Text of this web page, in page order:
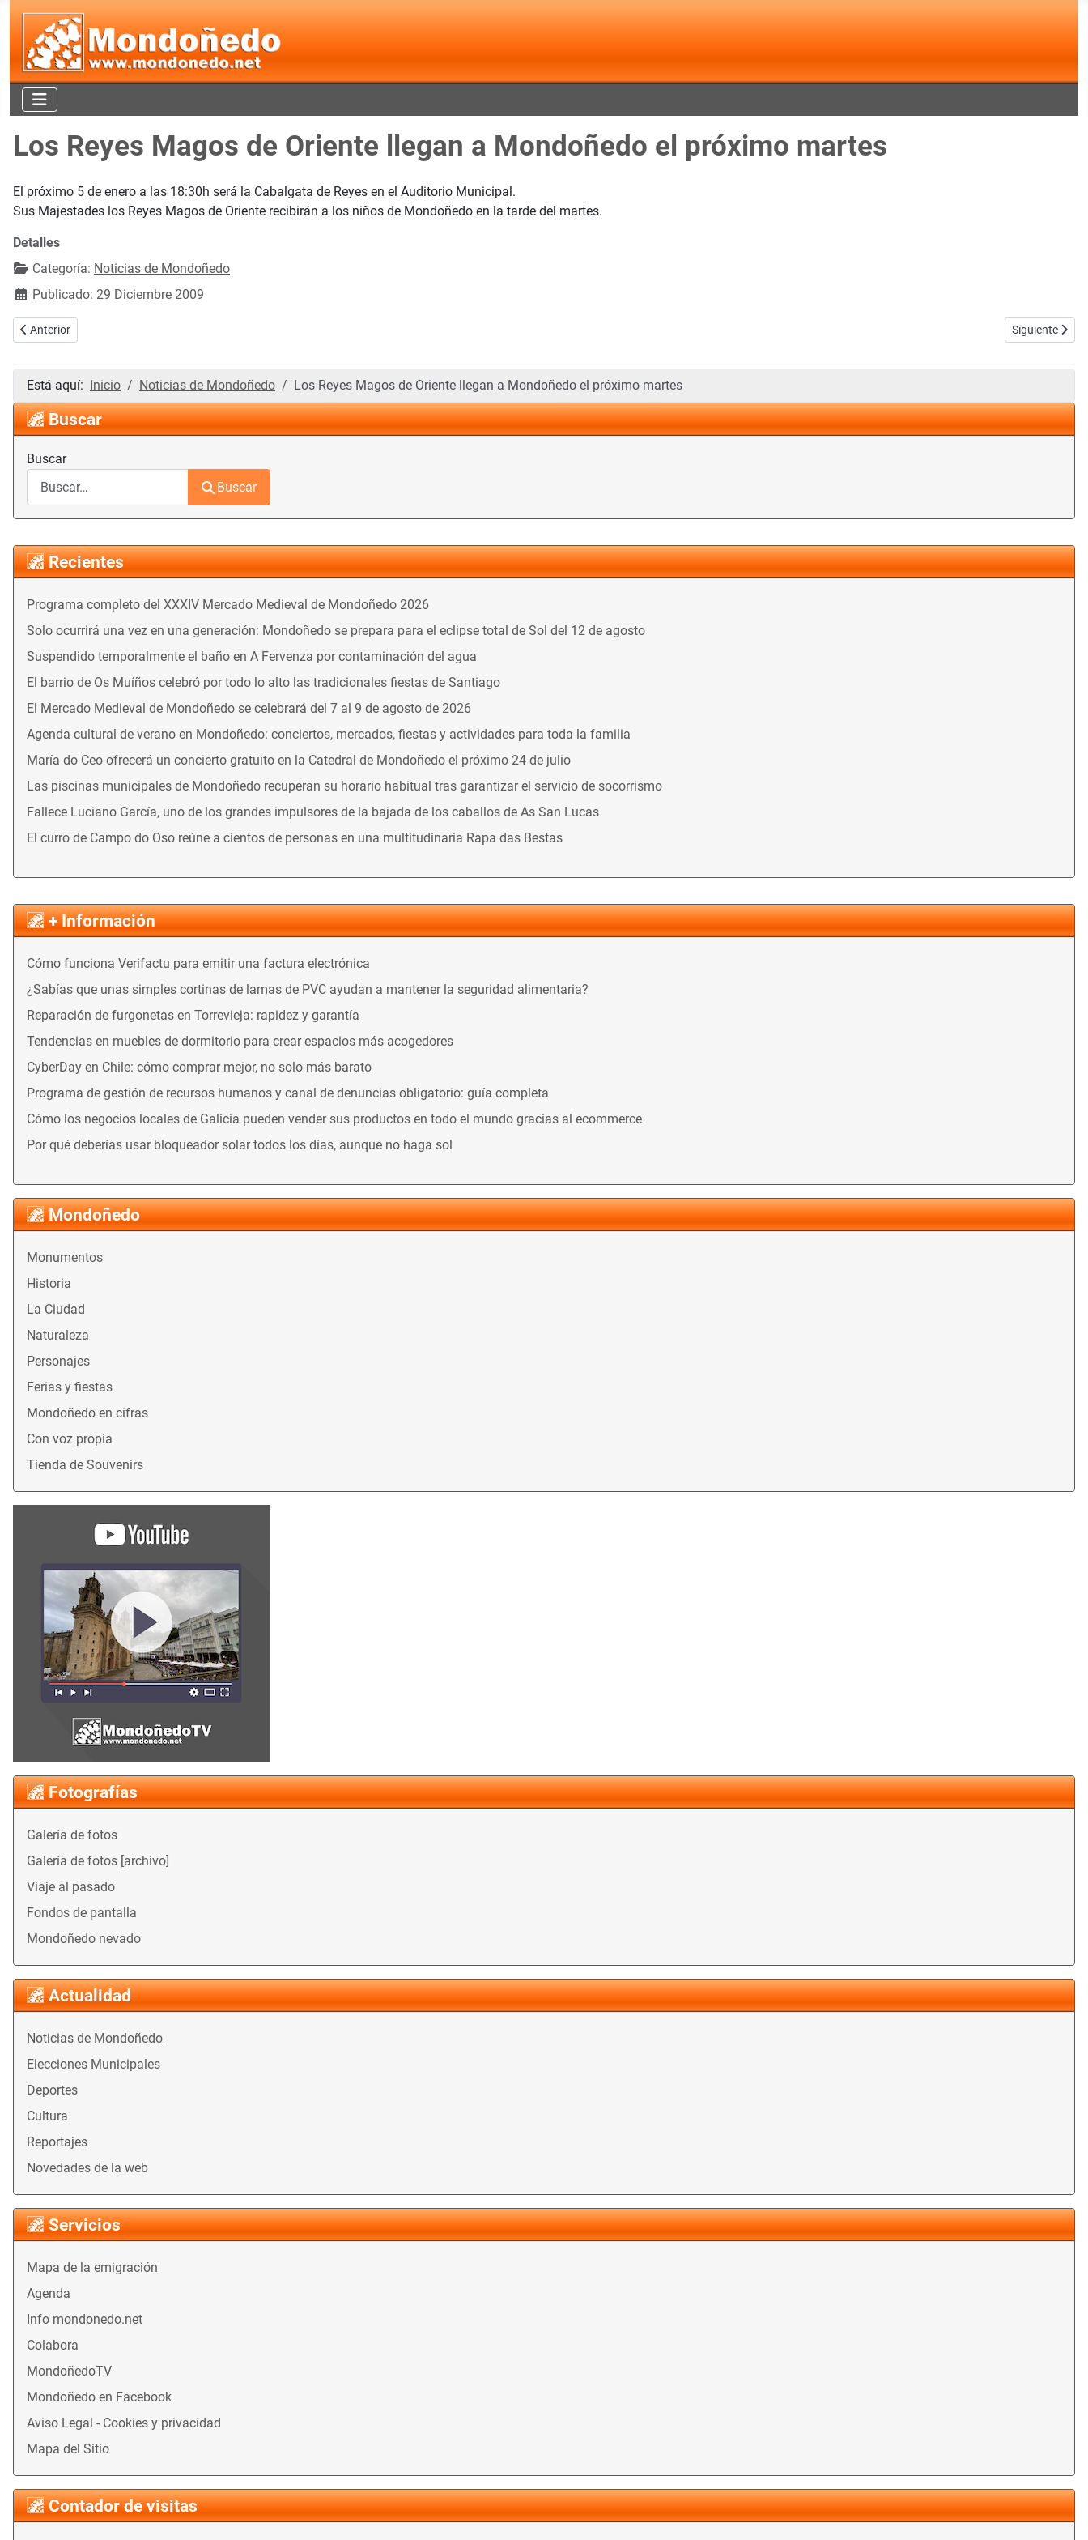
Mondoñedo
Monumentos
Historia
La Ciudad
Naturaleza
Personajes
Ferias y fiestas
Mondoñedo en cifras
Con voz propia
Tienda de Souvenirs
Fotografías
Galería de fotos
Galería de fotos [archivo]
Viaje al pasado
Fondos de pantalla
Mondoñedo nevado
Actualidad
Noticias de Mondoñedo
Elecciones Municipales
Deportes
Cultura
Reportajes
Novedades de la web
Servicios
Mapa de la emigración
Agenda
Info mondonedo.net
Colabora
MondoñedoTV
Mondoñedo en Facebook
Aviso Legal - Cookies y privacidad
Mapa del Sitio
Contador de visitas
Los Reyes Magos de Oriente llegan a Mondoñedo el próximo martes
El próximo 5 de enero a las 18:30h será la Cabalgata de Reyes en el Auditorio Municipal.
Sus Majestades los Reyes Magos de Oriente recibirán a los niños de Mondoñedo en la tarde del martes.
Detalles
Categoría: Noticias de Mondoñedo
Publicado: 29 Diciembre 2009
Artículo anterior: Imágenes de la Cabalgata de Reyes de Mondoñedo
Anterior Artículo
Siguiente
Está aquí: Inicio Noticias de Mondoñedo Los Reyes Magos de Oriente llegan a Mondoñedo el próximo martes
Buscar
Buscar
Buscar
Recientes
Programa completo del XXXIV Mercado Medieval de Mondoñedo 2026
Solo ocurrirá una vez en una generación: Mondoñedo se prepara para el eclipse total de Sol del 12 de agosto
Suspendido temporalmente el baño en A Fervenza por contaminación del agua
El barrio de Os Muíños celebró por todo lo alto las tradicionales fiestas de Santiago
El Mercado Medieval de Mondoñedo se celebrará del 7 al 9 de agosto de 2026
Agenda cultural de verano en Mondoñedo: conciertos, mercados, fiestas y actividades para toda la familia
María do Ceo ofrecerá un concierto gratuito en la Catedral de Mondoñedo el próximo 24 de julio
Las piscinas municipales de Mondoñedo recuperan su horario habitual tras garantizar el servicio de socorrismo
Fallece Luciano García, uno de los grandes impulsores de la bajada de los caballos de As San Lucas
El curro de Campo do Oso reúne a cientos de personas en una multitudinaria Rapa das Bestas
+ Información
Cómo funciona Verifactu para emitir una factura electrónica
¿Sabías que unas simples cortinas de lamas de PVC ayudan a mantener la seguridad alimentaria?
Reparación de furgonetas en Torrevieja: rapidez y garantía
Tendencias en muebles de dormitorio para crear espacios más acogedores
CyberDay en Chile: cómo comprar mejor, no solo más barato
Programa de gestión de recursos humanos y canal de denuncias obligatorio: guía completa
Cómo los negocios locales de Galicia pueden vender sus productos en todo el mundo gracias al ecommerce
Por qué deberías usar bloqueador solar todos los días, aunque no haga sol